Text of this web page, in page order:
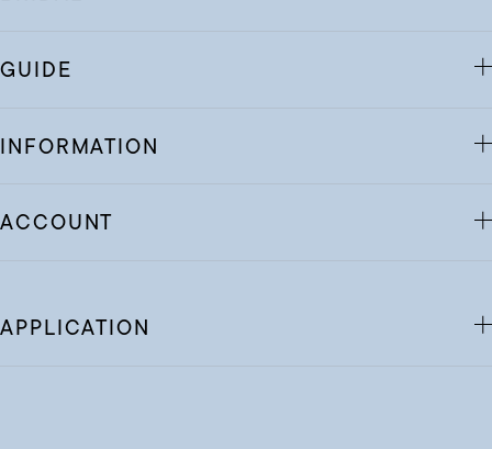
GUIDE
INFORMATION
ACCOUNT
APPLICATION